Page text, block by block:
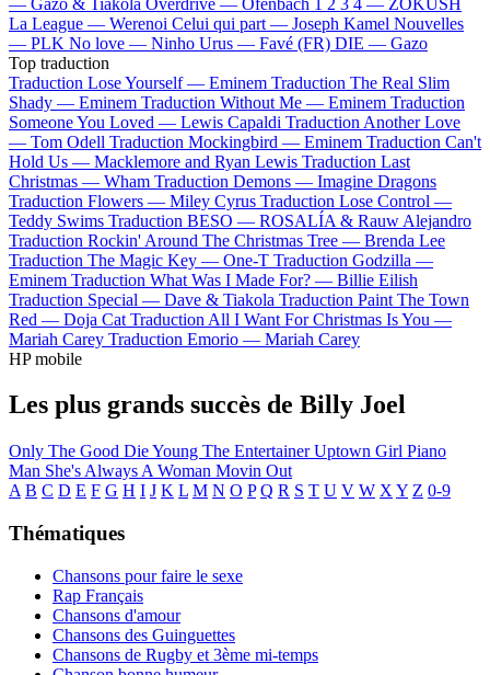
La League — Werenoi Celui qui part — Joseph Kamel Nouvelles
— PLK No love — Ninho Urus — Favé (FR) DIE — Gazo
Top traduction
Traduction Lose Yourself — Eminem Traduction The Real Slim
Shady — Eminem Traduction Without Me — Eminem Traduction
Someone You Loved — Lewis Capaldi Traduction Another Love
— Tom Odell Traduction Mockingbird — Eminem Traduction Can't
Hold Us — Macklemore and Ryan Lewis Traduction Last
Christmas — Wham Traduction Demons — Imagine Dragons
Traduction Flowers — Miley Cyrus Traduction Lose Control —
Teddy Swims Traduction BESO — ROSALÍA & Rauw Alejandro
Traduction Rockin' Around The Christmas Tree — Brenda Lee
Traduction The Magic Key — One-T Traduction Godzilla —
Eminem Traduction What Was I Made For? — Billie Eilish
Traduction Special — Dave & Tiakola Traduction Paint The Town
Red — Doja Cat Traduction All I Want For Christmas Is You —
Mariah Carey Traduction Emorio — Mariah Carey
HP mobile
Les plus grands succès de Billy Joel
Only The Good Die Young The EntertainerUptown Girl Piano
Man She's Always A Woman Movin Out
A B C D E F G H I J K L M N O P Q R S T U V W X Y Z 0-9
Thématiques
Chansons pour faire le sexe
Rap Français
Chansons d'amour
Chansons des Guinguettes
Chansons de Rugby et 3ème mi-temps